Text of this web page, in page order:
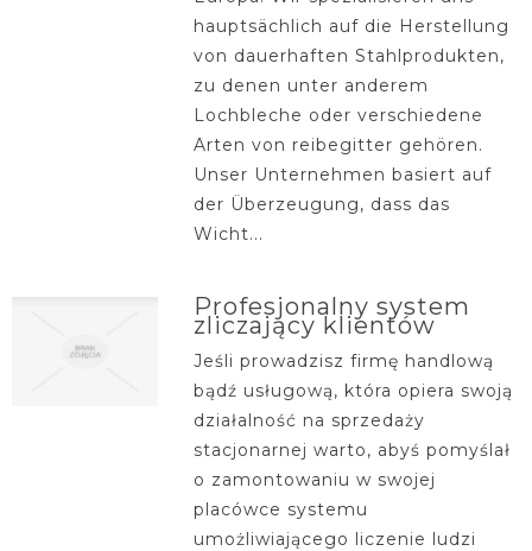
hauptsächlich auf die Herstellung
von dauerhaften Stahlprodukten,
zu denen unter anderem
Lochbleche oder verschiedene
Arten von reibegitter gehören.
Unser Unternehmen basiert auf
der Überzeugung, dass das
Wicht...
Profesjonalny system
zliczający klientów
Jeśli prowadzisz firmę handlową
bądź usługową, która opiera swoją
działalność na sprzedaży
stacjonarnej warto, abyś pomyślał
o zamontowaniu w swojej
placówce systemu
umożliwiającego liczenie ludzi